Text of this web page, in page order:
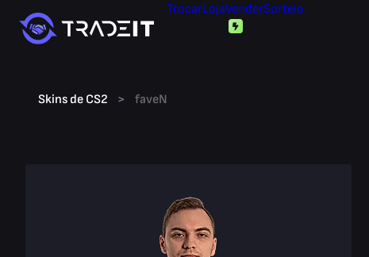
TrocarLojaVenderSorteio
Skins de CS2 > faveN